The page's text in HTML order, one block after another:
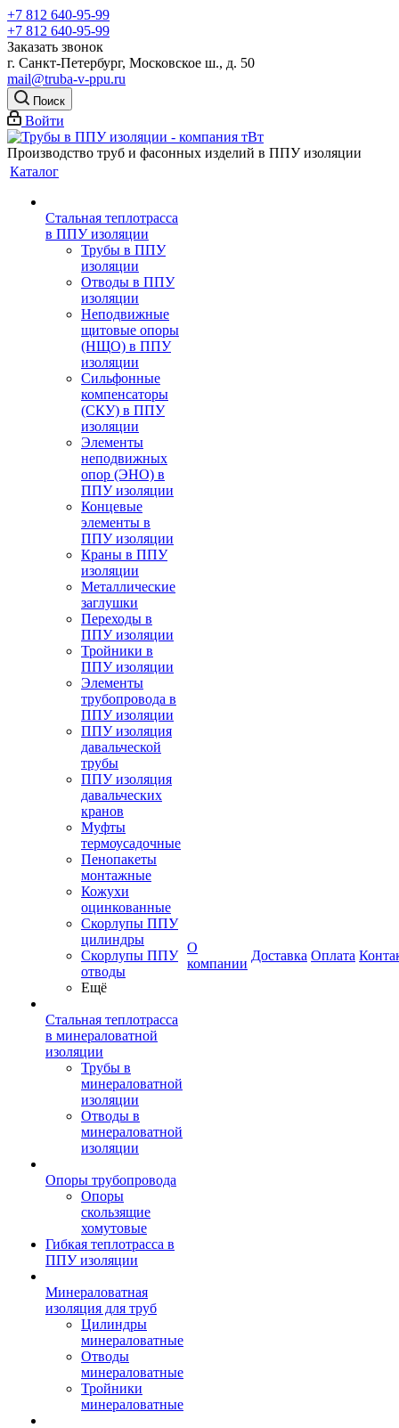
+7 812 640-95-99
+7 812 640-95-99
Заказать звонок
г. Санкт-Петербург, Московское ш., д. 50
mail@truba-v-ppu.ru
Поиск
Войти
Производство труб и фасонных изделий в ППУ изоляции
Каталог
Стальная теплотрасса
в ППУ изоляции
Трубы в ППУ
изоляции
Отводы в ППУ
изоляции
Неподвижные
щитовые опоры
(НЩО) в ППУ
изоляции
Cильфонные
компенсаторы
(СКУ) в ППУ
изоляции
Элементы
неподвижных
опор (ЭНО) в
ППУ изоляции
Концевые
элементы в
ППУ изоляции
Краны в ППУ
изоляции
Металлические
заглушки
Переходы в
ППУ изоляции
Тройники в
ППУ изоляции
Элементы
трубопровода в
ППУ изоляции
ППУ изоляция
давальческой
трубы
ППУ изоляция
давальческих
кранов
Муфты
термоусадочные
Пенопакеты
монтажные
Кожухи
оцинкованные
Скорлупы ППУ
цилиндры
Скорлупы ППУ
отводы
Ещё
Стальная теплотрасса
в минераловатной
изоляции
Трубы в
минераловатной
изоляции
Отводы в
минераловатной
изоляции
Опоры трубопровода
Опоры
скользящие
хомутовые
Гибкая теплотрасса в
ППУ изоляции
Минераловатная
изоляция для труб
Цилиндры
минераловатные
Отводы
минераловатные
Тройники
минераловатные
О
компании
Доставка Оплата